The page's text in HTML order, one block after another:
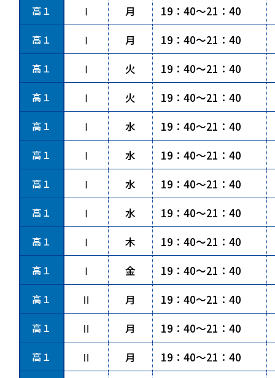
高１ Ⅰ 月 19：40～21：40
高１ Ⅰ 月 19：40～21：40
高１ Ⅰ 火 19：40～21：40
高１ Ⅰ 火 19：40～21：40
高１ Ⅰ 水 19：40～21：40
高１ Ⅰ 水 19：40～21：40
高１ Ⅰ 水 19：40～21：40
高１ Ⅰ 水 19：40～21：40
高１ Ⅰ 木 19：40～21：40
高１ Ⅰ 金 19：40～21：40
高１ Ⅱ 月 19：40～21：40
高１ Ⅱ 月 19：40～21：40
高１ Ⅱ 月 19：40～21：40